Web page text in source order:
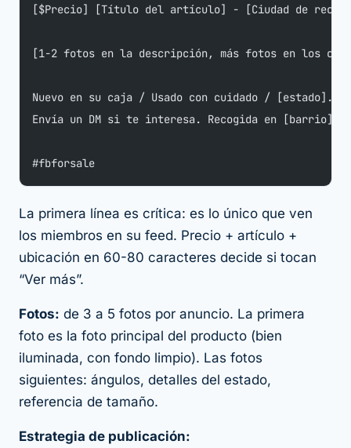
[$Precio] [Título del artículo] - [Ciudad de
[1-2 fotos en la descripción, más fotos en los
Nuevo en su caja / Usado con cuidado / [estado].
Envía un DM si te interesa. Recogida en [barrio].
#fbforsale
La primera línea es crítica: es lo único que ven
los miembros en su feed. Precio + artículo +
ubicación en 60-80 caracteres decide si tocan
“Ver más”.
Fotos: de 3 a 5 fotos por anuncio. La primera
foto es la foto principal del producto (bien
iluminada, con fondo limpio). Las fotos
siguientes: ángulos, detalles del estado,
referencia de tamaño.
Estrategia de publicación: